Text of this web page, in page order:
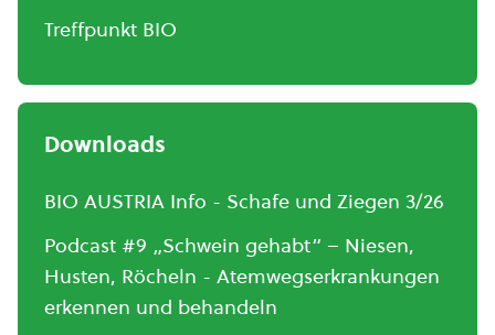
Treffpunkt BIO
Downloads
BIO AUSTRIA Info - Schafe und Ziegen 3/26
Podcast #9 „Schwein gehabt“ – Niesen,
Husten, Röcheln - Atemwegserkrankungen
erkennen und behandeln